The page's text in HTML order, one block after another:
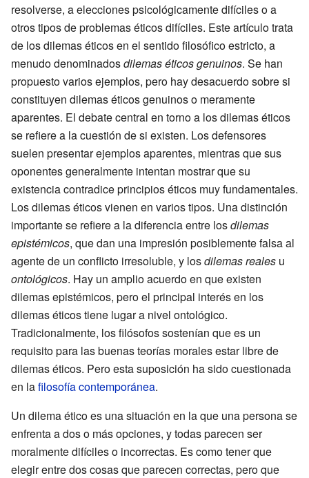
resolverse, a elecciones psicológicamente difíciles o a
otros tipos de problemas éticos difíciles. Este artículo trata
de los dilemas éticos en el sentido filosófico estricto, a
menudo denominadosdilemas éticos genuinos. Se han
propuesto varios ejemplos, pero hay desacuerdo sobre si
constituyen dilemas éticos genuinos o meramente
aparentes. El debate central en torno a los dilemas éticos
se refiere a la cuestión de si existen. Los defensores
suelen presentar ejemplos aparentes, mientras que sus
oponentes generalmente intentan mostrar que su
existencia contradice principios éticos muy fundamentales.
Los dilemas éticos vienen en varios tipos. Una distinción
importante se refiere a la diferencia entre losdilemas
epistémicos, que dan una impresión posiblemente falsa al
agente de un conflicto irresoluble, y losdilemas reales u
ontológicos. Hay un amplio acuerdo en que existen
dilemas epistémicos, pero el principal interés en los
dilemas éticos tiene lugar a nivel ontológico.
Tradicionalmente, los filósofos sostenían que es un
requisito para las buenas teorías morales estar libre de
dilemas éticos. Pero esta suposición ha sido cuestionada
en lafilosofía contemporánea.
Un dilema ético es una situación en la que una persona se
enfrenta a dos o más opciones, y todas parecen ser
moralmente difíciles o incorrectas. Es como tener que
elegir entre dos cosas que parecen correctas, pero que